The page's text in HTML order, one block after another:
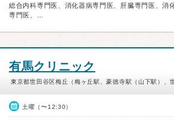
総合内科専門医、消化器病専門医、肝臓専門医、消
専門医、…
有馬クリニック
東京都世田谷区梅丘（梅ヶ丘駅、豪徳寺駅（山下駅）、
土曜（〜12:30）